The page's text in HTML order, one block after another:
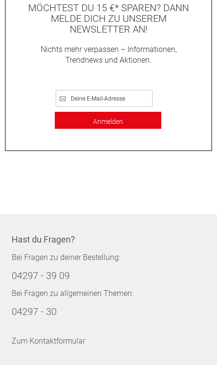
MÖCHTEST DU 15 €* SPAREN? DANN
MELDE DICH ZU UNSEREM
NEWSLETTER AN!
Nichts mehr verpassen – Informationen,
Trendnews und Aktionen.
Anmelden
Hast du Fragen?
Bei Fragen zu deiner Bestellung:
04297 - 39 09
Bei Fragen zu allgemeinen Themen:
04297 - 30
Zum Kontaktformular